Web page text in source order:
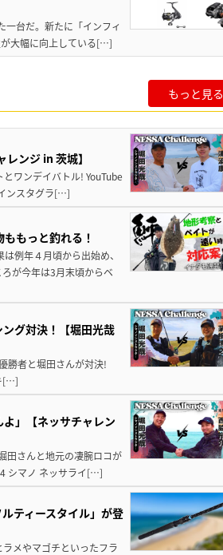
一台だ。新たに「インフィ
が大幅に向上している[…]
もっと見る
ンジ in 茨城】
ワンデイバトル! YouTube
ンスタグラ[…]
もっと釣れる！
例年４月頃から出始め、
が今年は3月末頃からベ
ング対決！【堀田光哉
勝者と堀田さんが対決!
[…]
」【ネッサチャレン
田さんと地元の凄腕ロコが
シマノ ネッサライ[…]
ティースタイル」が登
メやマゴチといったフラ